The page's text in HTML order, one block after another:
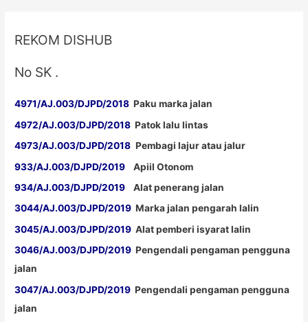
REKOM DISHUB
No SK .
4971/AJ.003/DJPD/2018 Paku marka jalan
4972/AJ.003/DJPD/2018 Patok lalu lintas
4973/AJ.003/DJPD/2018 Pembagi lajur atau jalur
933/AJ.003/DJPD/2019 Apiil Otonom
934/AJ.003/DJPD/2019 Alat penerang jalan
3044/AJ.003/DJPD/2019 Marka jalan pengarah lalin
3045/AJ.003/DJPD/2019 Alat pemberi isyarat lalin
3046/AJ.003/DJPD/2019 Pengendali pengaman pengguna
jalan
3047/AJ.003/DJPD/2019 Pengendali pengaman pengguna
jalan